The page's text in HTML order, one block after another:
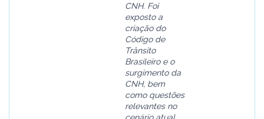
CNH. Foi
exposto a
criação do
Código de
Trânsito
Brasileiro e o
surgimento da
CNH, bem
como questões
relevantes no